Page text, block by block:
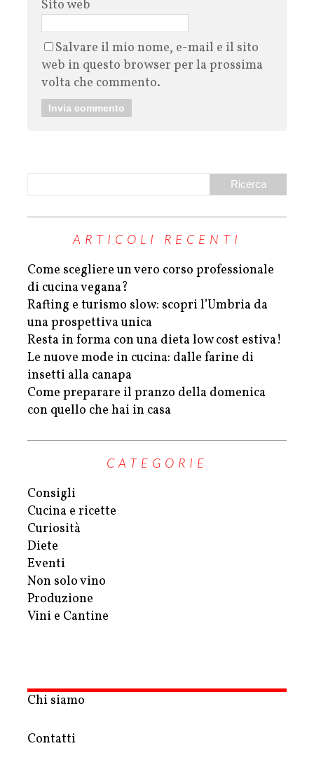
Sito web
Salvare il mio nome, e-mail e il sito
web in questo browser per la prossima
volta che commento.
ARTICOLI RECENTI
Come scegliere un vero corso professionale
di cucina vegana?
Rafting e turismo slow: scopri l’Umbria da
una prospettiva unica
Resta in forma con una dieta low cost estiva!
Le nuove mode in cucina: dalle farine di
insetti alla canapa
Come preparare il pranzo della domenica
con quello che hai in casa
CATEGORIE
Consigli
Cucina e ricette
Curiosità
Diete
Eventi
Non solo vino
Produzione
Vini e Cantine
Chi siamo
Contatti